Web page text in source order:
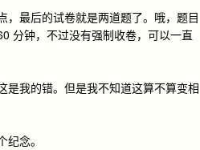
最后的试卷就是两道题了。哦，题目
分钟，不过没有强制收卷，可以一直
是我的错。但是我不知道这算不算变相
念。